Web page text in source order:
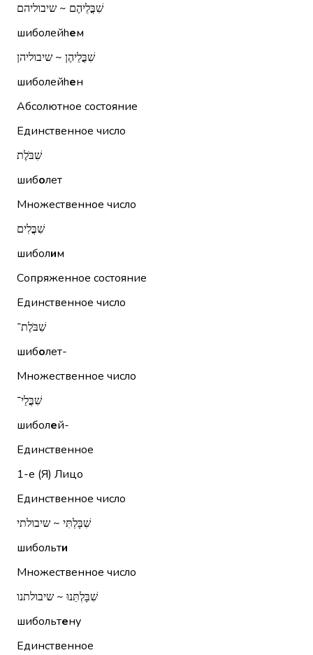
שִׁבֳּלֵיהֶם ~ שיבוליהם
шиболейhем
שִׁבֳּלֵיהֶן ~ שיבוליהן
шиболейhен
Абсолютное состояние
Единственное число
שִׁבֹּלֶת
шиболет
Множественное число
שִׁבֳּלִים
шиболим
Сопряженное состояние
Единственное число
שִׁבֹּלֶת־
шиболет-
Множественное число
שִׁבֳּלֵי־
шиболей-
Единственное
1-е (Я) Лицо
Единственное число
שִׁבָּלְתִּי ~ שיבולתי
шибольти
Множественное число
שִׁבָּלְתֵּנוּ ~ שיבולתנו
шибольтену
Единственное